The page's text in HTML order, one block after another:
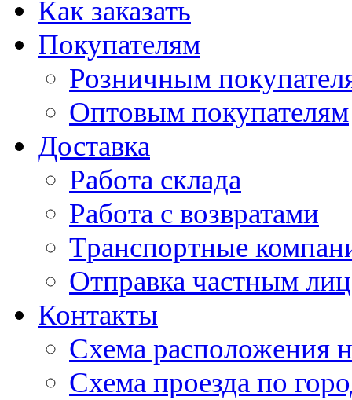
Как заказать
Покупателям
Розничным
Оптовым покупателям
Доставка
Работа склада
Работа с возвратами
Транспортные
Отправка частным
Контакты
Схема расположения
Схема проезда по